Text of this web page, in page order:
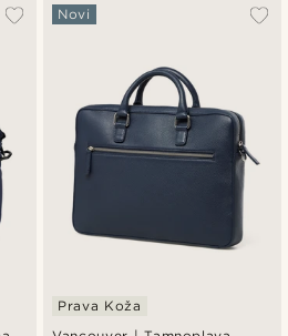
Najpopularnije
Najniža cijena
Najviša cijena
Novi
Prava Koža